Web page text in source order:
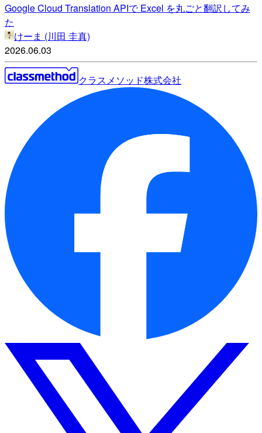
Google Cloud Translation APIで Excel を丸ごと翻訳してみ
た
けーま (川田 圭真)
2026.06.03
クラスメソッド株式会社